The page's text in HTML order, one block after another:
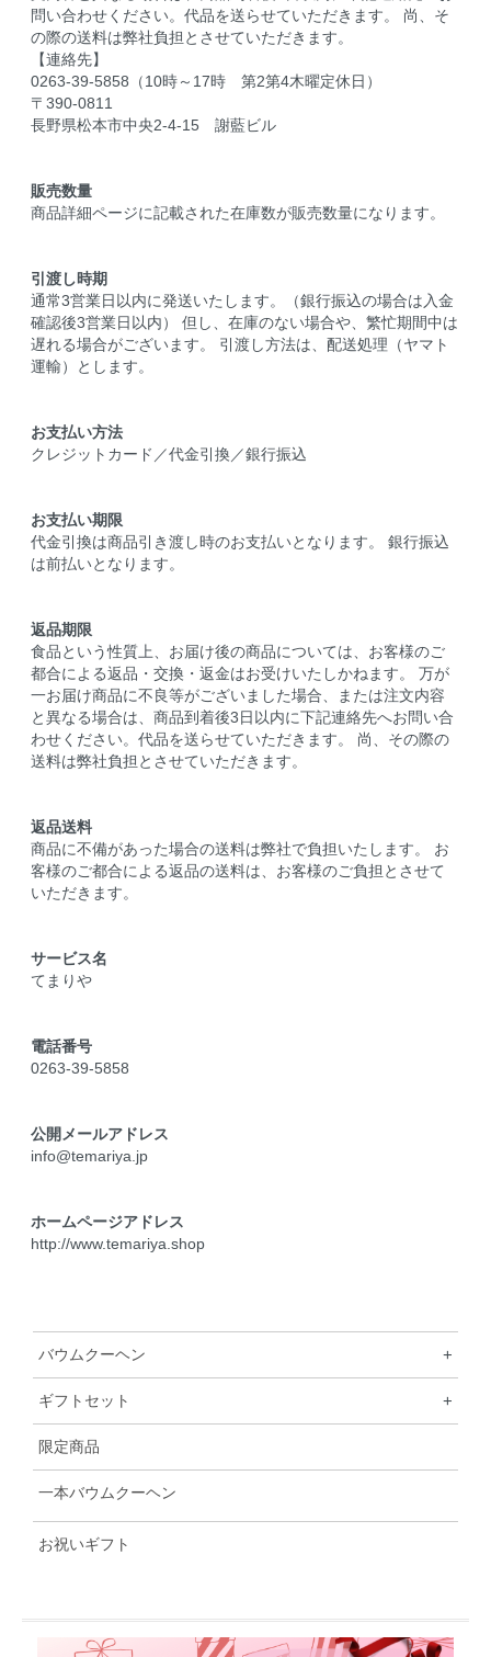
問い合わせください。代品を送らせていただきます。 尚、そ
の際の送料は弊社負担とさせていただきます。
【連絡先】
0263-39-5858（10時～17時 第2第4木曜定休日）
〒390-0811
長野県松本市中央2-4-15 謝藍ビル
販売数量
商品詳細ページに記載された在庫数が販売数量になります。
引渡し時期
通常3営業日以内に発送いたします。（銀行振込の場合は入金
確認後3営業日以内） 但し、在庫のない場合や、繁忙期間中は
遅れる場合がございます。 引渡し方法は、配送処理（ヤマト
運輸）とします。
お支払い方法
クレジットカード／代金引換／銀行振込
お支払い期限
代金引換は商品引き渡し時のお支払いとなります。 銀行振込
は前払いとなります。
返品期限
食品という性質上、お届け後の商品については、お客様のご
都合による返品・交換・返金はお受けいたしかねます。 万が
一お届け商品に不良等がございました場合、または注文内容
と異なる場合は、商品到着後3日以内に下記連絡先へお問い合
わせください。代品を送らせていただきます。 尚、その際の
送料は弊社負担とさせていただきます。
返品送料
商品に不備があった場合の送料は弊社で負担いたします。 お
客様のご都合による返品の送料は、お客様のご負担とさせて
いただきます。
サービス名
てまりや
電話番号
0263-39-5858
公開メールアドレス
info@temariya.jp
ホームページアドレス
http://www.temariya.shop
バウムクーヘン +
ギフトセット +
限定商品
一本バウムクーヘン
お祝いギフト